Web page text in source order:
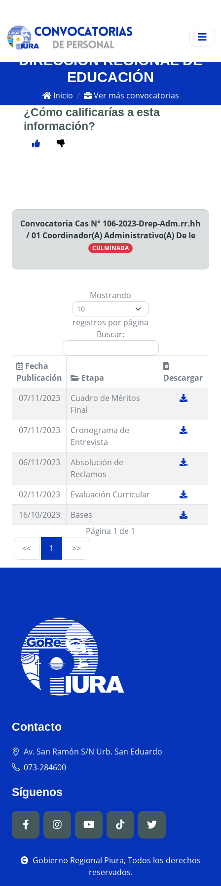
DIRECCIÓN REGIONAL DE
EDUCACIÓN
Inicio Ver más convocatorias
¿Cómo calificarías a esta
información?
Convocatoria Cas N° 106-2023-Drep-Adm.rr.hh
/ 01 Coordinador(A) Administrativo(A) De Ie
CULMINADA
Mostrando
registros por página
Buscar:
Fecha
Publicación
Etapa
Descargar
07/11/2023
Cuadro de Méritos
Final
07/11/2023
Cronograma de
Entrevista
06/11/2023
Absolución de
Reclamos
02/11/2023
Evaluación Curricular
16/10/2023
Bases
Página 1 de 1
<<
1 >>
Contacto
Av. San Ramón S/N Urb. San Eduardo
073-284600
Síguenos
Gobierno Regional Piura, Todos los derechos
reservados.